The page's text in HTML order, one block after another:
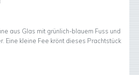
ne aus Glas mit grünlich-blauem Fuss und
Eine kleine Fee krönt dieses Prachtstück